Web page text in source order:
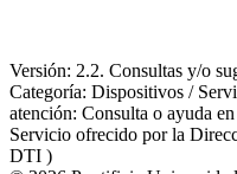
Versión: 2.2. Consultas y/o
Categoría: Dispositivos /
atención: Consulta o ayuda
Servicio ofrecido por la
DTI )